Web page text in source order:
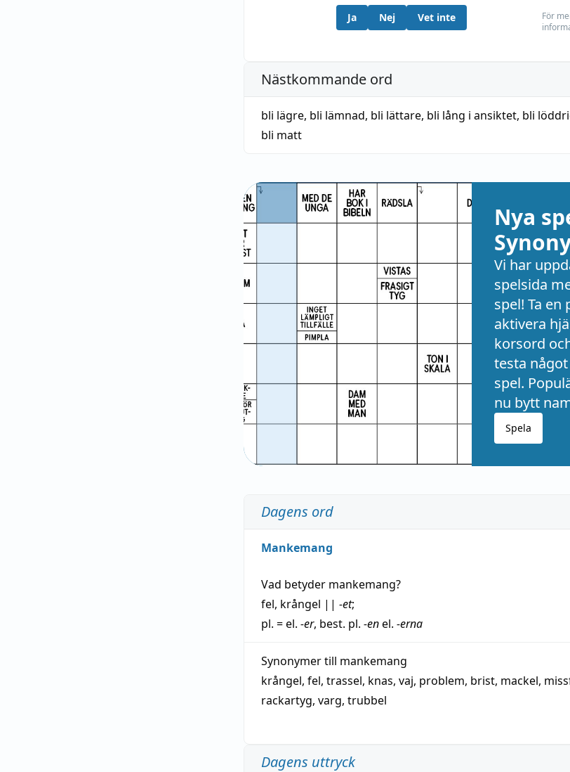
Ja Nej Vet inte
För
Nästkommande ord
bli lägre, bli lämnad, bli lättare, bli lång i ansiktet, bli
bli matt
Nya
Vi har
spelsida
spel! Ta en
aktivera
korsord
testa
spel.
nu bytt
Spela
Dagens ord
Mankemang
Vad betyder mankemang?
fel, krångel || -et;
pl. = el. -er, best. pl. -enel. -erna
Synonymer till mankemang
krångel, fel, trassel, knas, vaj, problem, brist, mackel,
rackartyg, varg, trubbel
Dagens uttryck